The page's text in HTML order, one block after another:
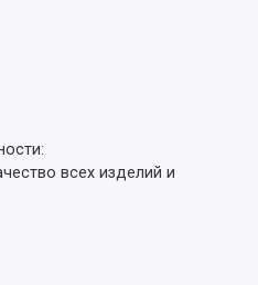
всех изделий и